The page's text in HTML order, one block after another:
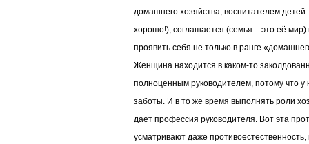
домашнего хозяйства, воспитателем
хорошо!), соглашается (семья – это её
проявить себя не только в ранге
Женщина находится в каком-то
полноценным руководителем, потому что у
заботы. И в то же время выполнять роли
дает профессия руководителя. Вот эта
усматривают даже